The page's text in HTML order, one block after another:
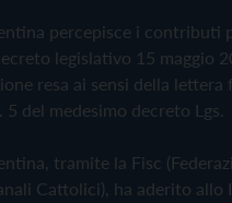
percepisce i contributi
legislativo 15 maggio
resa ai sensi della lettera
5 del medesimo decreto Lgs.
tramite la Fisc
Cattolici), ha aderito allo